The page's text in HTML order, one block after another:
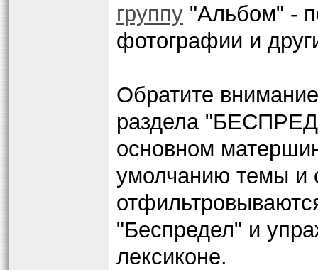
группу "Альбом" -
фотографии и
Обратите
раздела
основном
умолчанию темы и
"Беспредел" и
лексиконе.